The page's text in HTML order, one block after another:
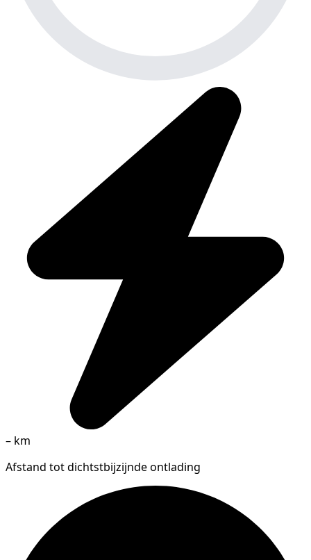
– km
Afstand tot dichtstbijzijnde ontlading